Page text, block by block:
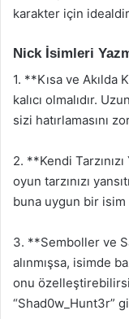
karakter için
Nick İsimleri
1. **Kısa ve Akılda
kalıcı olmalıdır.
sizi hatırlamasını
2. **Kendi
oyun tarzınızı
buna uygun bir
3. **Semboller ve
alınmışsa, isimde
onu
“Shad0w_Hunt3r”